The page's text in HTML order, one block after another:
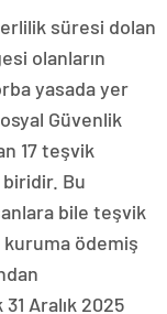
süresi dolan
olanların
yasada yer
Güvenlik
17 teşvik
Bu
bile teşvik
ödemiş
Aralık 2025